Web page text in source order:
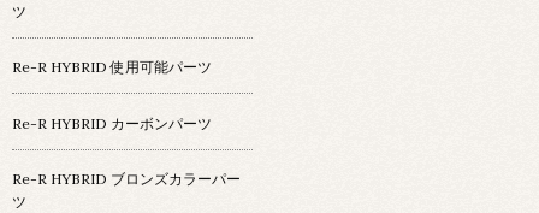
ツ
Re-R HYBRID 使用可能パーツ
Re-R HYBRID カーボンパーツ
Re-R HYBRID ブロンズカラーパー
ツ